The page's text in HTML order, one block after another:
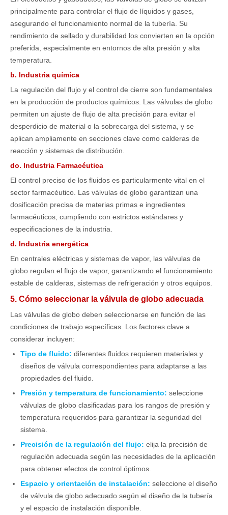
principalmente para controlar el flujo de líquidos y gases,
asegurando el funcionamiento normal de la tubería. Su
rendimiento de sellado y durabilidad los convierten en la opción
preferida, especialmente en entornos de alta presión y alta
temperatura.
b. Industria química
La regulación del flujo y el control de cierre son fundamentales
en la producción de productos químicos. Las válvulas de globo
permiten un ajuste de flujo de alta precisión para evitar el
desperdicio de material o la sobrecarga del sistema, y ​​se
aplican ampliamente en secciones clave como calderas de
reacción y sistemas de distribución.
do. Industria Farmacéutica
El control preciso de los fluidos es particularmente vital en el
sector farmacéutico. Las válvulas de globo garantizan una
dosificación precisa de materias primas e ingredientes
farmacéuticos, cumpliendo con estrictos estándares y
especificaciones de la industria.
d. Industria energética
En centrales eléctricas y sistemas de vapor, las válvulas de
globo regulan el flujo de vapor, garantizando el funcionamiento
estable de calderas, sistemas de refrigeración y otros equipos.
5. Cómo seleccionar la válvula de globo adecuada
Las válvulas de globo deben seleccionarse en función de las
condiciones de trabajo específicas. Los factores clave a
considerar incluyen:
Tipo de fluido: diferentes fluidos requieren materiales y
diseños de válvula correspondientes para adaptarse a las
propiedades del fluido.
Presión y temperatura de funcionamiento: seleccione
válvulas de globo clasificadas para los rangos de presión y
temperatura requeridos para garantizar la seguridad del
sistema.
Precisión de la regulación del flujo: elija la precisión de
regulación adecuada según las necesidades de la aplicación
para obtener efectos de control óptimos.
Espacio y orientación de instalación: seleccione el diseño
de válvula de globo adecuado según el diseño de la tubería
y el espacio de instalación disponible.